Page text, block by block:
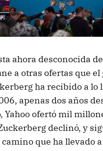
ahora desconocida
a otras ofertas que el
ha recibido a lo
apenas dos años
Yahoo ofertó mil
declinó, y
que ha llevado